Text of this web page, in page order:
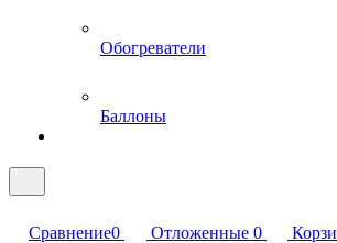
Обогреватели
Баллоны
Сравнение0 Отложенные 0